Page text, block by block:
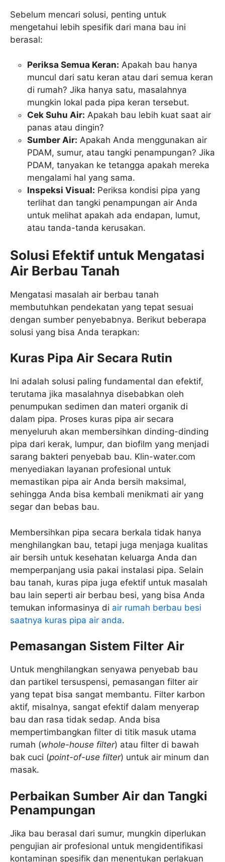
Sebelum mencari solusi, penting untuk
mengetahui lebih spesifik dari mana bau ini
berasal:
Periksa Semua Keran: Apakah bau hanya
muncul dari satu keran atau dari semua keran
di rumah? Jika hanya satu, masalahnya
mungkin lokal pada pipa keran tersebut.
Cek Suhu Air: Apakah bau lebih kuat saat air
panas atau dingin?
Sumber Air: Apakah Anda menggunakan air
PDAM, sumur, atau tangki penampungan? Jika
PDAM, tanyakan ke tetangga apakah mereka
mengalami hal yang sama.
Inspeksi Visual: Periksa kondisi pipa yang
terlihat dan tangki penampungan air Anda
untuk melihat apakah ada endapan, lumut,
atau tanda-tanda kerusakan.
Solusi Efektif untuk Mengatasi
Air Berbau Tanah
Mengatasi masalah air berbau tanah
membutuhkan pendekatan yang tepat sesuai
dengan sumber penyebabnya. Berikut beberapa
solusi yang bisa Anda terapkan:
Kuras Pipa Air Secara Rutin
Ini adalah solusi paling fundamental dan efektif,
terutama jika masalahnya disebabkan oleh
penumpukan sedimen dan materi organik di
dalam pipa. Proses kuras pipa air secara
menyeluruh akan membersihkan dinding-dinding
pipa dari kerak, lumpur, dan biofilm yang menjadi
sarang bakteri penyebab bau. Klin-water.com
menyediakan layanan profesional untuk
memastikan pipa air Anda bersih maksimal,
sehingga Anda bisa kembali menikmati air yang
segar dan bebas bau.
Membersihkan pipa secara berkala tidak hanya
menghilangkan bau, tetapi juga menjaga kualitas
air bersih untuk kesehatan keluarga Anda dan
memperpanjang usia pakai instalasi pipa. Selain
bau tanah, kuras pipa juga efektif untuk masalah
bau lain seperti air berbau besi, yang bisa Anda
temukan informasinya di air rumah berbau besi
saatnya kuras pipa air anda.
Pemasangan Sistem Filter Air
Untuk menghilangkan senyawa penyebab bau
dan partikel tersuspensi, pemasangan filter air
yang tepat bisa sangat membantu. Filter karbon
aktif, misalnya, sangat efektif dalam menyerap
bau dan rasa tidak sedap. Anda bisa
mempertimbangkan filter di titik masuk utama
rumah (whole-house filter) atau filter di bawah
bak cuci (point-of-use filter) untuk air minum dan
masak.
Perbaikan Sumber Air dan Tangki
Penampungan
Jika bau berasal dari sumur, mungkin diperlukan
pengujian air profesional untuk mengidentifikasi
kontaminan spesifik dan menentukan perlakuan